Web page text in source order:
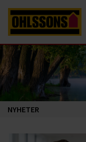
NYHETER